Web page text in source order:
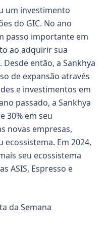
um investimento
do GIC. No ano
passo importante em
ao adquirir sua
então, a Sankhya
de expansão através
e investimentos em
passado, a Sankhya
30% em seu
novas empresas,
Em 2024,
seu ecossistema
ASIS, Espresso e
da Semana